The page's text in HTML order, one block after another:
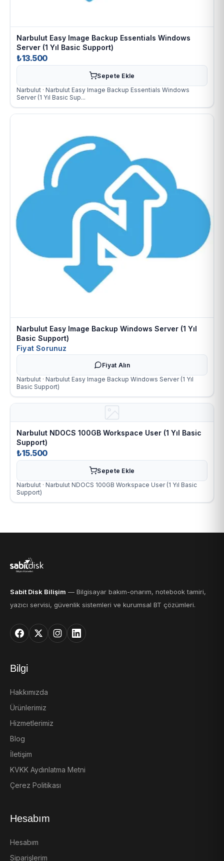
Narbulut Easy Image Backup Essentials Windows
Server (1 Yıl Basic Support)
₺13.500
Sepete Ekle
Narbulut · Narbulut Easy Image Backup Essentials Windows
Server (1 Yıl Basic Sup...
Narbulut Easy Image Backup Windows Server (1 Yıl
Basic Support)
Fiyat Sorunuz
Fiyat Alın
Narbulut · Narbulut Easy Image Backup Windows Server (1 Yıl
Basic Support)
Narbulut NDOCS 100GB Workspace User (1 Yıl Basic
Support)
₺15.500
Sepete Ekle
Narbulut · Narbulut NDOCS 100GB Workspace User (1 Yıl Basic
Support)
Sabit Disk Bilişim — Bilgisayar bakım-onarım, notebook tamiri,
yazıcı servisi, güvenlik sistemleri ve kurumsal BT çözümleri.
Bilgi
Hakkımızda
Ürünlerimiz
Hizmetlerimiz
Blog
İletişim
KVKK Aydınlatma Metni
Çerez Politikası
Hesabım
Hesabım
Siparişlerim